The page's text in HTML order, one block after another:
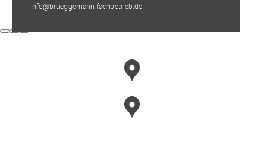
info@brueggemann-fachbetrieb.de